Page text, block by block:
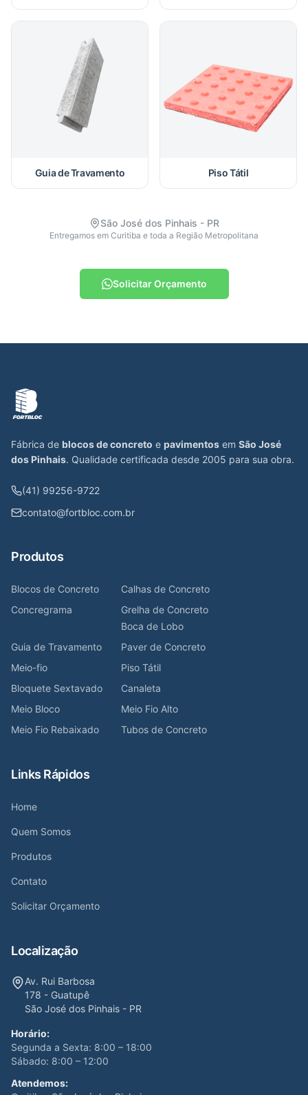
Guia de Travamento Piso Tátil
São José dos Pinhais - PR
Entregamos em Curitiba e toda a Região Metropolitana
Solicitar Orçamento
Fábrica de blocos de concreto e pavimentos em São José
dos Pinhais. Qualidade certificada desde 2005 para sua obra.
(41) 99256-9722
contato@fortbloc.com.br
Produtos
Blocos de Concreto
Calhas de Concreto
Concregrama
Grelha de Concreto
Boca de Lobo
Guia de Travamento
Paver de Concreto
Meio-fio
Piso Tátil
Bloquete Sextavado
Canaleta
Meio Bloco
Meio Fio Alto
Meio Fio Rebaixado
Tubos de Concreto
Links Rápidos
Home
Quem Somos
Produtos
Contato
Solicitar Orçamento
Localização
Av. Rui Barbosa
178 - Guatupê
São José dos Pinhais - PR
Horário:
Segunda a Sexta: 8:00 – 18:00
Sábado: 8:00 – 12:00
Atendemos: